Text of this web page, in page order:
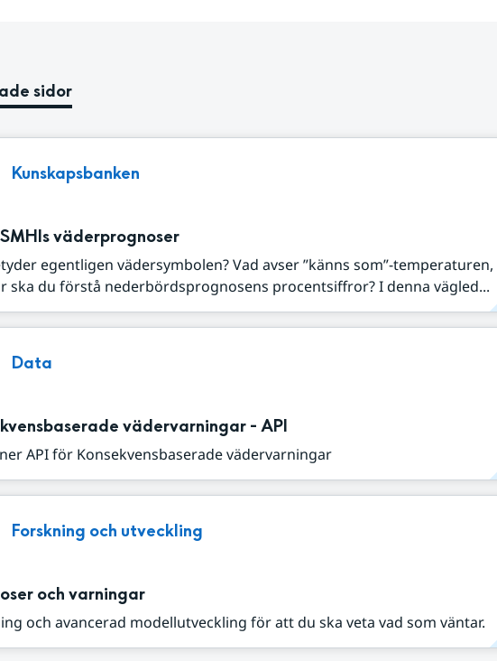
sidor
Kunskapsbanken
väderprognoser
egentligen vädersymbolen? Vad avser ”känns som”-temperaturen,
ska du förstå nederbördsprognosens procentsiffror? I denna vägled...
Data
vädervarningar - API
API för Konsekvensbaserade vädervarningar
Forskning och utveckling
och varningar
och avancerad modellutveckling för att du ska veta vad som väntar.